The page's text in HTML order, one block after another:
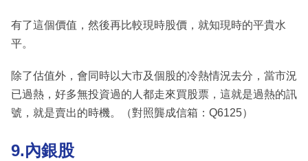
有了這個價值，然後再比較現時股價，就知現時的平貴水
平。
除了估值外，會同時以大市及個股的冷熱情況去分，當市況
已過熱，好多無投資過的人都走來買股票，這就是過熱的訊
號，就是賣出的時機。（對照龔成信箱：Q6125）
9.內銀股